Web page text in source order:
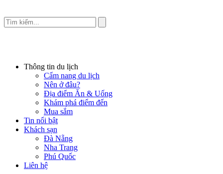
Thông tin du lịch
Cẩm nang du lịch
Nên ở đâu?
Địa điểm Ăn & Uống
Khám phá điểm đến
Mua sắm
Tin nổi bật
Khách sạn
Đà Nẵng
Nha Trang
Phú Quốc
Liên hệ